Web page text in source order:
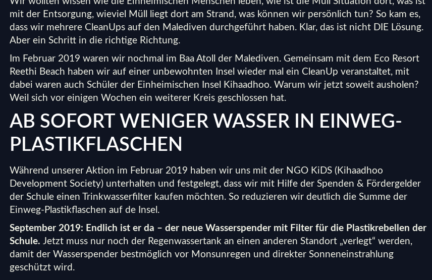
mit der Entsorgung, wieviel Müll liegt dort am Strand, was können wir persönlich tun? So kam es,
dass wir mehrere CleanUps auf den Malediven durchgeführt haben. Klar, das ist nicht DIE Lösung.
Aber ein Schritt in die richtige Richtung.
Im Februar 2019 waren wir nochmal im Baa Atoll der Malediven. Gemeinsam mit dem Eco Resort
Reethi Beach haben wir auf einer unbewohnten Insel wieder mal ein CleanUp veranstaltet, mit
dabei waren auch Schüler der Einheimischen Insel Kihaadhoo. Warum wir jetzt soweit ausholen?
Weil sich vor einigen Wochen ein weiterer Kreis geschlossen hat.
AB SOFORT WENIGER WASSER IN EINWEG-
PLASTIKFLASCHEN
Während unsererAktion im Februar 2019 haben wir uns mit der NGO KiDS (Kihaadhoo
Development Society) unterhalten und festgelegt, dass wir mit Hilfe der Spenden & Fördergelder
der Schule einen Trinkwasserfilter kaufen möchten. So reduzieren wir deutlich die Summe der
Einweg-Plastikflaschen auf de Insel.
September 2019: Endlich ist er da – der neue Wasserspender mit Filter für die Plastikrebellen der
Schule.Jetzt muss nur noch der Regenwassertank an einen anderen Standort „verlegt“ werden,
damit der Wasserspender bestmöglich vor Monsunregen und direkter Sonneneinstrahlung
geschützt wird.